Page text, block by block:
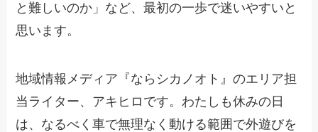
と難しいのか」など、最初の一歩で迷いやすいと
思います。
地域情報メディア『ならシカノオト』のエリア担
当ライター、アキヒロです。わたしも休みの日
は、なるべく車で無理なく動ける範囲で外遊びを